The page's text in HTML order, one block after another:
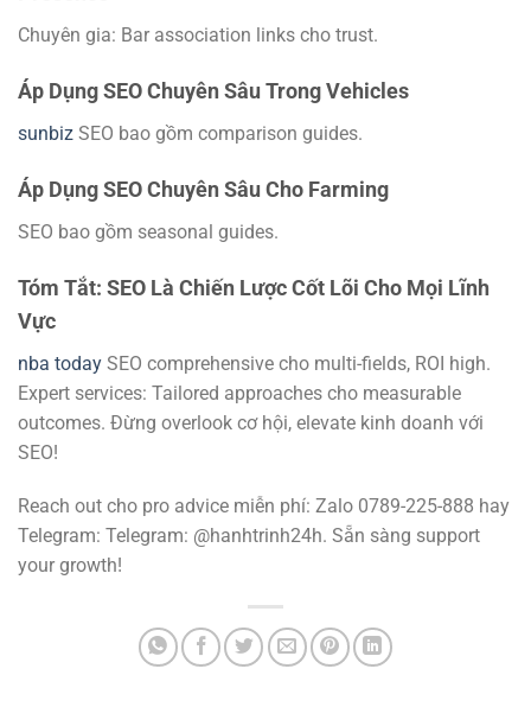
Chuyên gia: Bar association links cho trust.
Áp Dụng SEO Chuyên Sâu Trong Vehicles
sunbiz SEO bao gồm comparison guides.
Áp Dụng SEO Chuyên Sâu Cho Farming
SEO bao gồm seasonal guides.
Tóm Tắt: SEO Là Chiến Lược Cốt Lõi Cho Mọi Lĩnh
Vực
nba today SEO comprehensive cho multi-fields, ROI high.
Expert services: Tailored approaches cho measurable
outcomes. Đừng overlook cơ hội, elevate kinh doanh với
SEO!
Reach out cho pro advice miễn phí: Zalo 0789-225-888 hay
Telegram: Telegram: @hanhtrinh24h. Sẵn sàng support
your growth!